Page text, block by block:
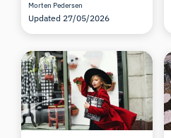
Morten Pedersen
Updated 27/05/2026